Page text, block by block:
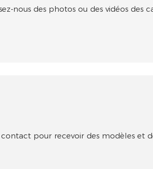
nous des photos ou des vidéos des
pour recevoir des modèles et